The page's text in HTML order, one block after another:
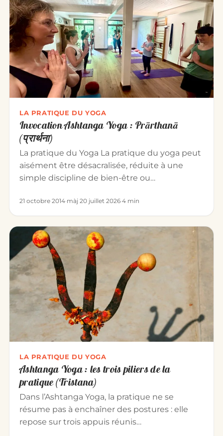
LA PRATIQUE DU YOGA
Invocation Ashtanga Yoga : Prārthanā
(प्रार्थना)
La pratique du Yoga La pratique du yoga peut
aisément être désacralisée, réduite à une
simple discipline de bien-être ou…
21 octobre 2014·màj 20 juillet 2026·4 min
LA PRATIQUE DU YOGA
Ashtanga Yoga : les trois piliers de la
pratique (Tristana)
Dans l’Ashtanga Yoga, la pratique ne se
résume pas à enchaîner des postures : elle
repose sur trois appuis réunis…